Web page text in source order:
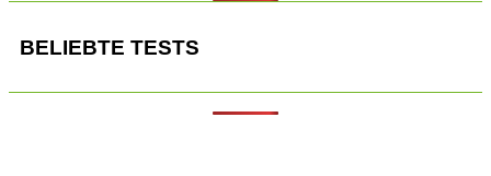
BELIEBTE TESTS